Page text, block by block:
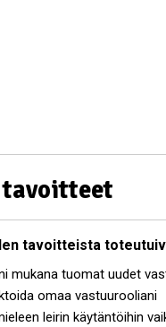
tavoitteet
tavoitteista
mukana tuomat uudet
omaa vastuurooliani
leirin käytäntöihin